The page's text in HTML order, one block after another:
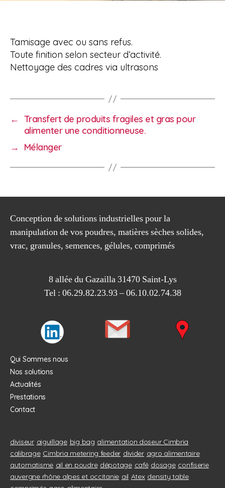
Tamisage avec ou sans refus.
Toute finition selon secteur d’activité.
Nettoyage des cadres via ultrasons
← Transfert de produits fragiles et gras pour
alimenter une conditionneuse.
→
Mélanger
Conception de solutions industrielles pour la
manipulation de vos poudres, matières sèches solides,
vrac, granules, semences, gélules, comprimés
8 allée du Gazailla 31470 Saint-Lys
Tel : 06.29.82.23.93 – 06.10.02.74.38
Qui Sommes nous
Nos solutions
Actualités
Prestations
Contact
diviseur aiguillage big bag alimentation doseur Cimbria
calibrage Cimbria metering feeder divider agro alimentaire
automatisme ail en poudre dépotage café dosage confiserie
auvergne rhône alpes et occitanie ail Atex density table